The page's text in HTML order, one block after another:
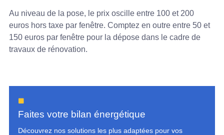
Au niveau de la pose, le prix oscille entre 100 et 200
euros hors taxe par fenêtre. Comptez en outre entre 50 et
150 euros par fenêtre pour la dépose dans le cadre de
travaux de rénovation.
Faites votre bilan énergétique
Découvrez nos solutions les plus adaptées pour vos